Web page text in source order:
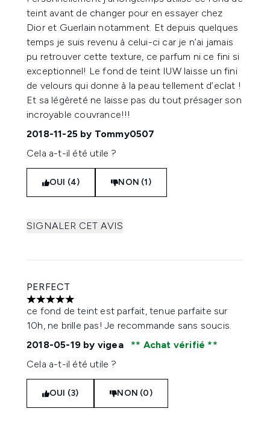
teint avant de changer pour en essayer chez
Dior et Guerlain notamment. Et depuis quelques
temps je suis revenu à celui-ci car je n’ai jamais
pu retrouver cette texture, ce parfum ni ce fini si
exceptionnel! Le fond de teint IUW laisse un fini
de velours qui donne à la peau tellement d’eclat !
Et sa légèreté ne laisse pas du tout présager son
incroyable couvrance!!!
2018-11-25 by Tommy0507
Cela a-t-il été utile ?
OUI (4) NON (1)
SIGNALER CET AVIS
PERFECT
5 étoiles sur un maximum de 5
ce fond de teint est parfait, tenue parfaite sur
10h, ne brille pas! Je recommande sans soucis.
2018-05-19 by vigea
Achat vérifié
Cela a-t-il été utile ?
OUI (3) NON (0)